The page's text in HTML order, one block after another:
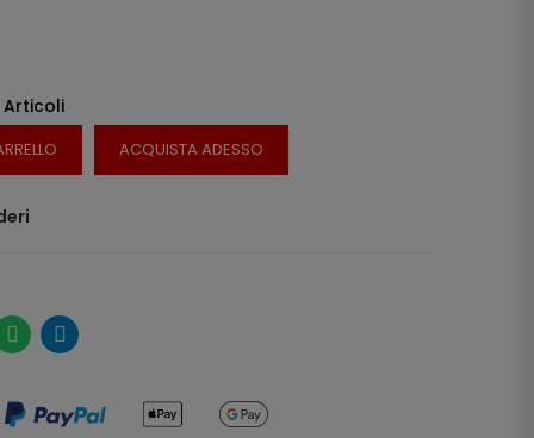
Articoli
ACQUISTA ADESSO